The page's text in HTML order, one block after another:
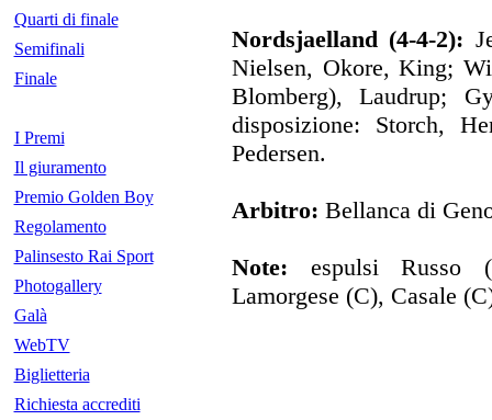
Quarti di finale
Semifinali
Finale
I Premi
Il giuramento
Premio Golden Boy
Regolamento
Palinsesto Rai Sport
Photogallery
Galà
WebTV
Biglietteria
Richiesta accrediti
Nordsjaelland (4-4-2):
Nielsen, Okore, King;
Blomberg), Laudrup;
disposizione: Storch,
Pedersen.
Arbitro: Bellanca di
Note: espulsi Russo
Lamorgese (C), Casale